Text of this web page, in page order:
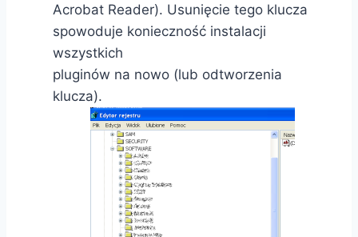
Acrobat Reader). Usunięcie tego klucza
spowoduje konieczność instalacji
wszystkich
pluginów na nowo (lub odtworzenia
klucza).